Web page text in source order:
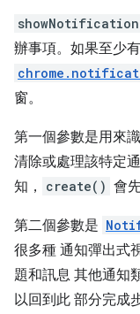
辦事項。如果至少
窗。
第一個參數是用來
清除或處理該特定
知，
create() 會
第二個參數是
很多種 通知彈出式
題和訊息 其他通知
以回到此 部分完成